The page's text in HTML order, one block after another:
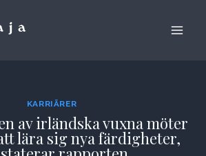
KARRIÄRER
av irländska vuxna möter
lära sig nya färdigheter,